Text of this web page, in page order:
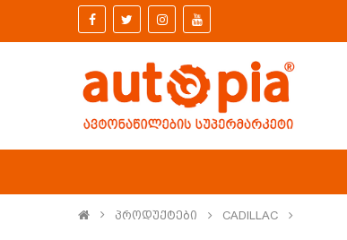
Პროდუქტები CADILLAC